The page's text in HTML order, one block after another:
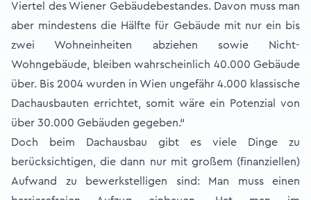
Viertel des Wiener Gebäudebestandes. Davon muss man
aber mindestens die Hälfte für Gebäude mit nur ein bis
zwei Wohneinheiten abziehen sowie Nicht-
Wohngebäude, bleiben wahrscheinlich 40.000 Gebäude
über. Bis 2004 wurden in Wien ungefähr 4.000 klassische
Dachausbauten errichtet, somit wäre ein Potenzial von
über 30.000 Gebäuden gegeben.“
Doch beim Dachausbau gibt es viele Dinge zu
berücksichtigen, die dann nur mit großem (finanziellen)
Aufwand zu bewerkstelligen sind: Man muss einen